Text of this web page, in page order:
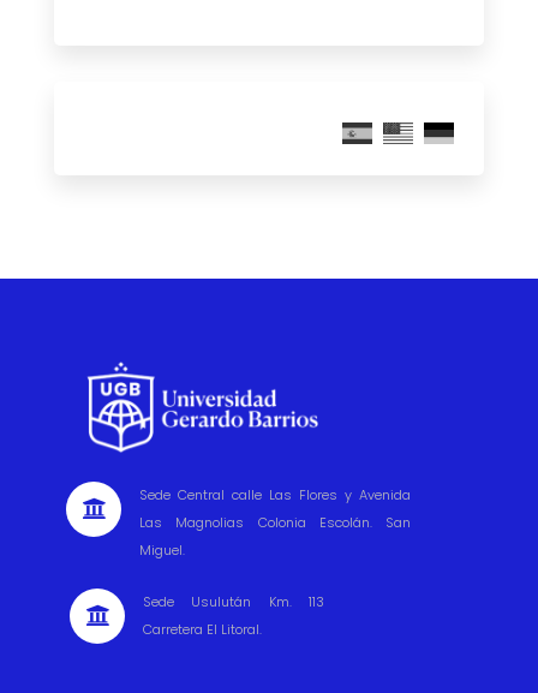

Sede Central calle Las Flores y Avenida
Las Magnolias Colonia Escolán. San
Miguel.

Sede Usulután Km. 113
Carretera El Litoral.